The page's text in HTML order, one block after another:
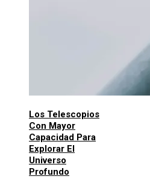
Los Telescopios
Con Mayor
Capacidad Para
Explorar El
Universo
Profundo